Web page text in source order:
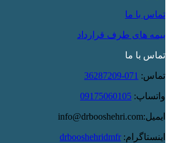
تماس با ما
بیمه های طرف قرارداد
تماس با ما
تماس: 071-36287209
واتساپ: 09175060105
ایمیل:info@drbooshehri.com
اینستاگرام: drbooshehridmfr